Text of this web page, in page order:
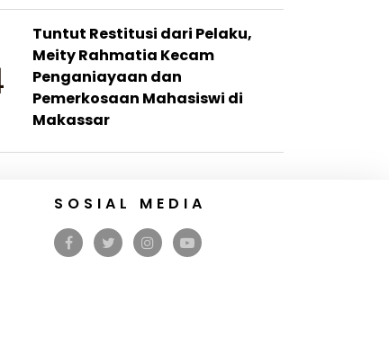
Tuntut Restitusi dari Pelaku,
Meity Rahmatia Kecam
Penganiayaan dan
Pemerkosaan Mahasiswi di
Makassar
SOSIAL MEDIA